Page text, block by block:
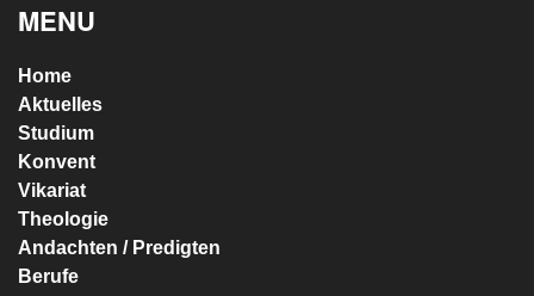
MENU
Home
Aktuelles
Studium
Konvent
Vikariat
Theologie
Andachten / Predigten
Berufe